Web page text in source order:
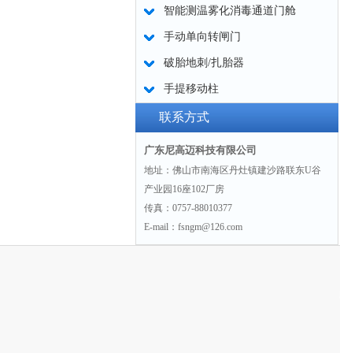
智能测温雾化消毒通道门舱
手动单向转闸门
破胎地刺/扎胎器
手提移动柱
联系方式
广东尼高迈科技有限公司
地址：佛山市南海区丹灶镇建沙路联东U谷
产业园16座102厂房
传真：0757-88010377
E-mail：fsngm@126.com